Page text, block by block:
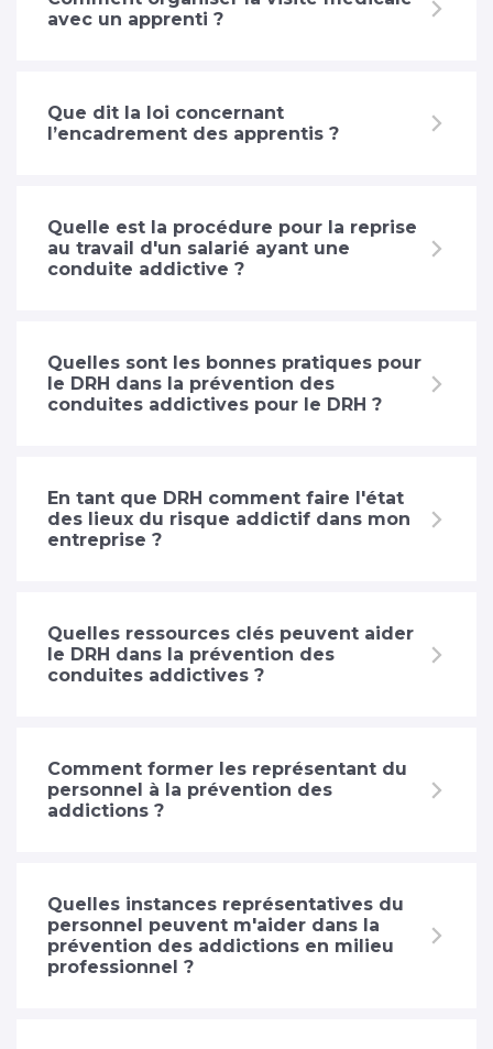
avec un apprenti ?
Que dit la loi concernant
l’encadrement des apprentis ?
Quelle est la procédure pour la reprise
au travail d'un salarié ayant une
conduite addictive ?
Quelles sont les bonnes pratiques pour
le DRH dans la prévention des
conduites addictives pour le DRH ?
En tant que DRH comment faire l'état
des lieux du risque addictif dans mon
entreprise ?
Quelles ressources clés peuvent aider
le DRH dans la prévention des
conduites addictives ?
Comment former les représentant du
personnel à la prévention des
addictions ?
Quelles instances représentatives du
personnel peuvent m'aider dans la
prévention des addictions en milieu
professionnel ?